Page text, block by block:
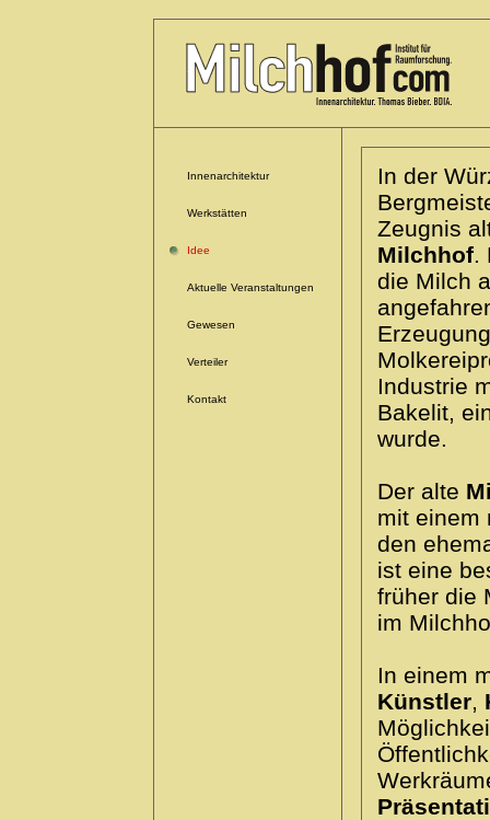
Innenarchitektur
Werkstätten
Idee
Aktuelle Veranstaltungen
Gewesen
Verteiler
Kontakt
In der
Zeugnis
Milchhof.
die Milch
Industrie
Bakelit,
wurde.
Der alte
mit einem
den
ist eine
früher die
im
In einem
Künstler,